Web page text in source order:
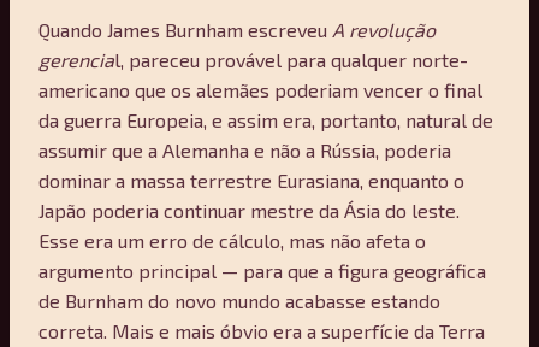
Quando James Burnham escreveu A revolução
gerencial, pareceu provável para qualquer norte-
americano que os alemães poderiam vencer o final
da guerra Europeia, e assim era, portanto, natural de
assumir que a Alemanha e não a Rússia, poderia
dominar a massa terrestre Eurasiana, enquanto o
Japão poderia continuar mestre da Ásia do leste.
Esse era um erro de cálculo, mas não afeta o
argumento principal — para que a figura geográfica
de Burnham do novo mundo acabasse estando
correta. Mais e mais óbvio era a superfície da Terra